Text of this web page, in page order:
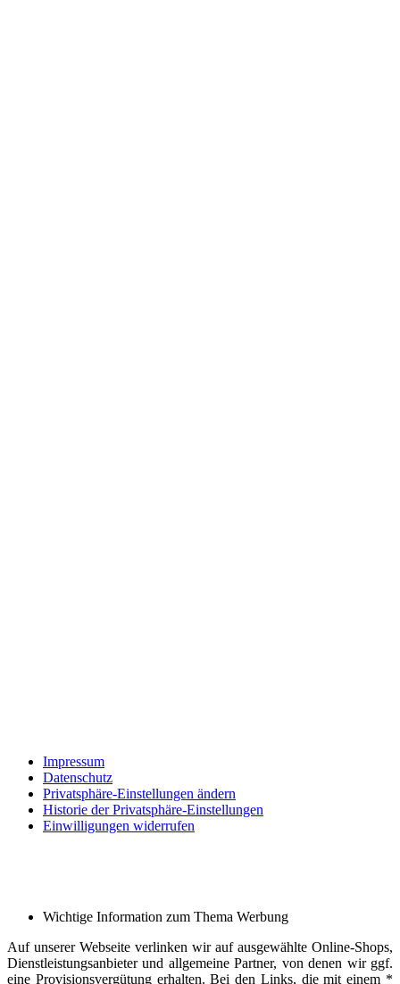
Impressum
Datenschutz
Privatsphäre-Einstellungen ändern
Historie der Privatsphäre-Einstellungen
Einwilligungen widerrufen
Wichtige Information zum Thema Werbung
Auf unserer Webseite verlinken wir auf ausgewählte Online-Shops,
Dienstleistungsanbieter und allgemeine Partner, von denen wir ggf.
eine Provisionsvergütung erhalten. Bei den Links, die mit einem *